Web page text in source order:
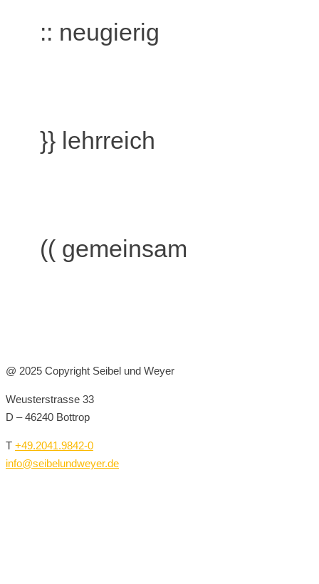
:: neugierig
}} lehrreich
(( gemeinsam
@ 2025 Copyright Seibel und Weyer
Weusterstrasse 33
D – 46240 Bottrop
T +49.2041.9842-0
info@seibelundweyer.de